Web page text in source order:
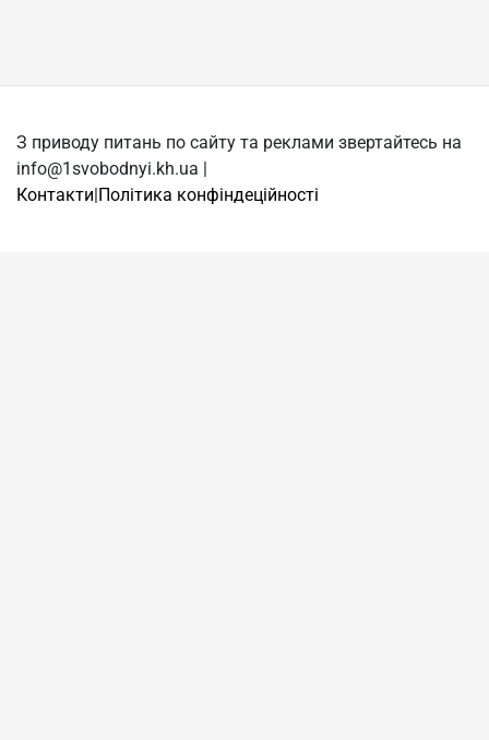
З приводу питань по сайту та реклами звертайтесь на
info@1svobodnyi.kh.ua |
Контакти|Політика конфіндеційності